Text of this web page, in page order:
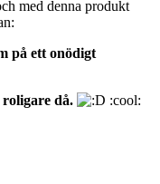
med denna produkt
på ett onödigt
då.
:cool: